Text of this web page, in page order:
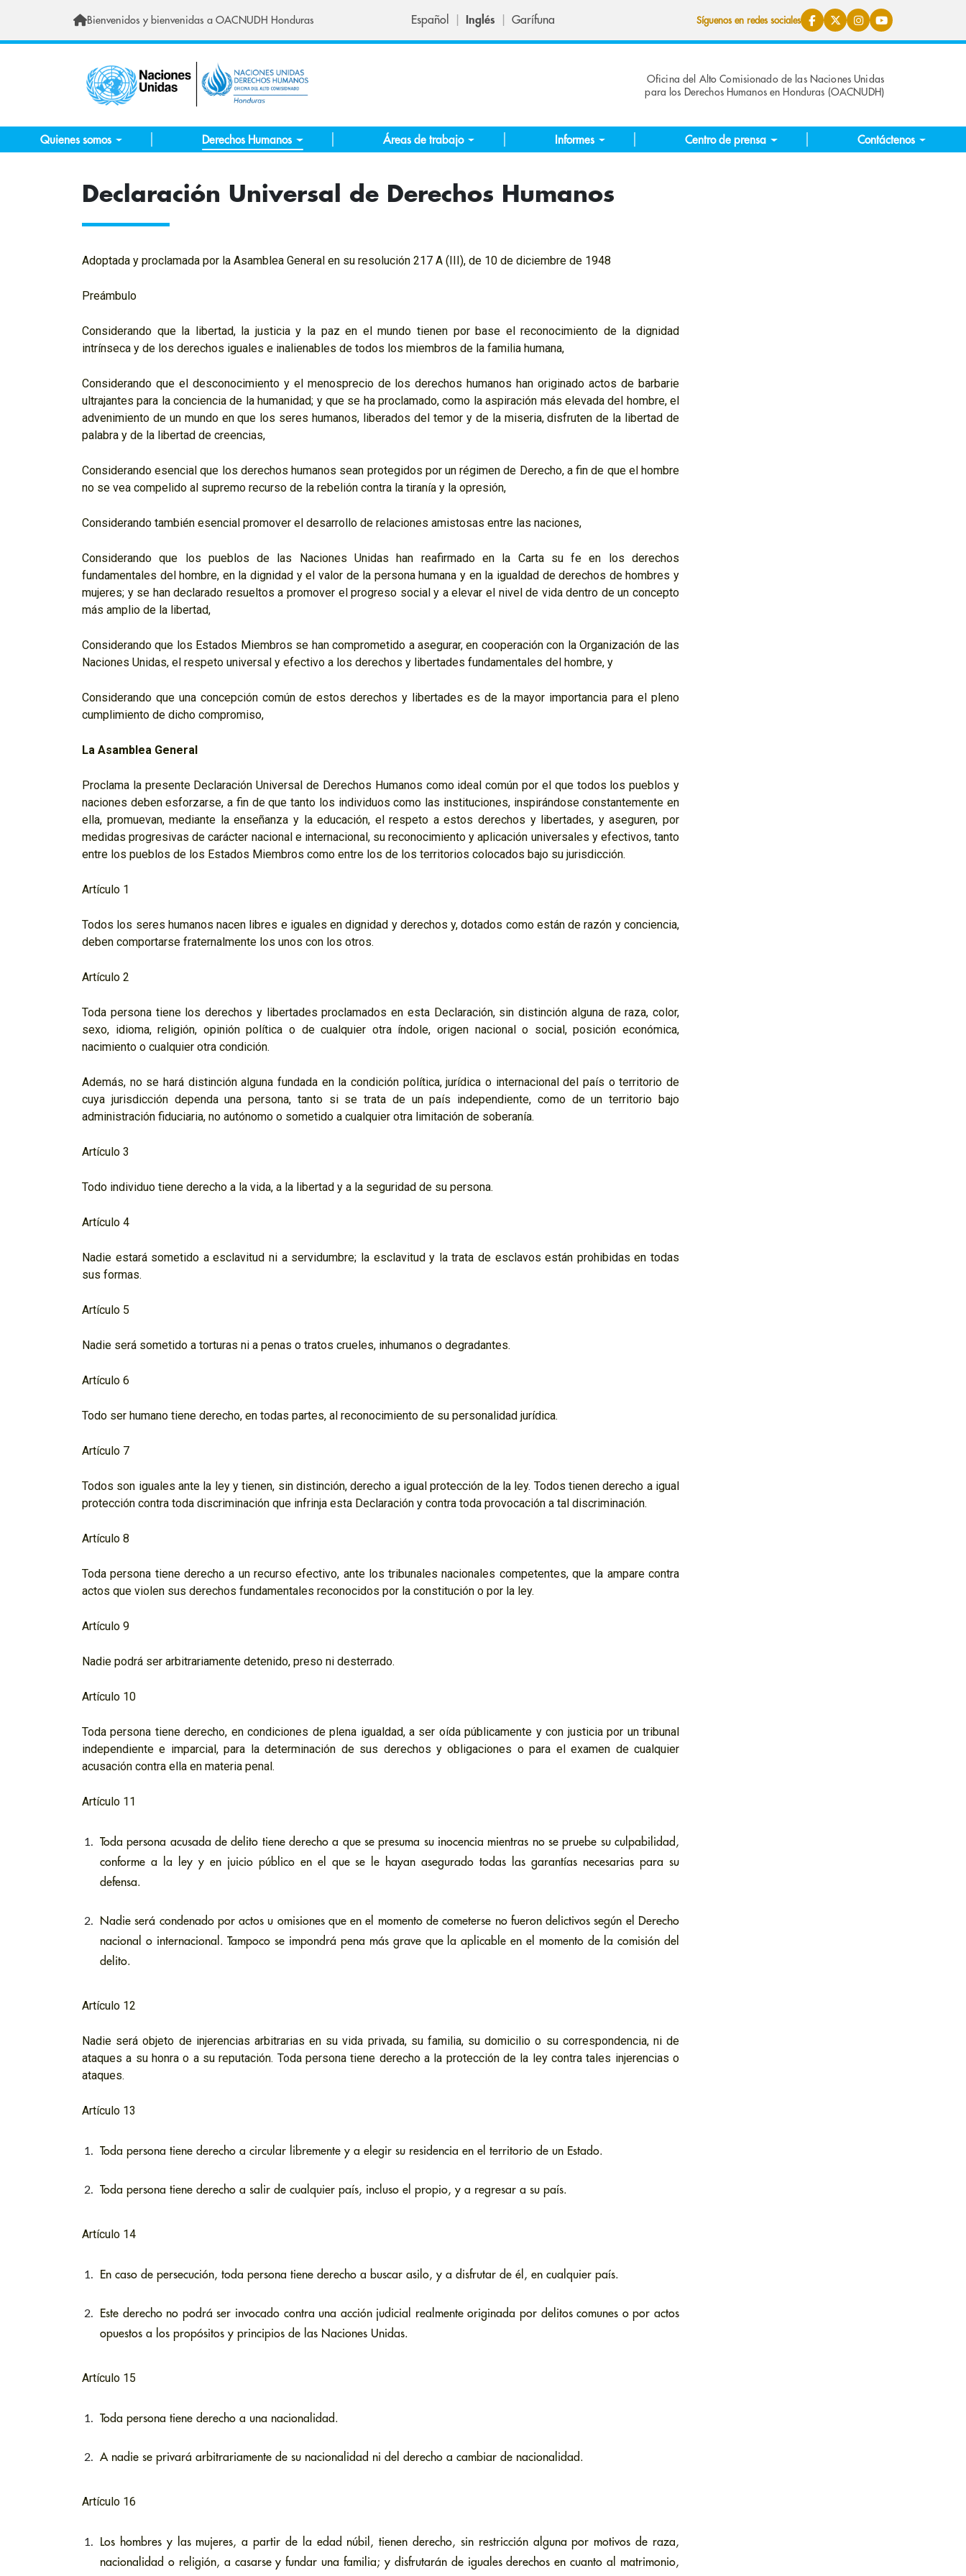
Bienvenidos y bienvenidas a OACNUDH Honduras Español Inglés Garífuna Síguenos en redes sociales
Oficina del Alto Comisionado de las Naciones Unidas
para los Derechos Humanos en Honduras (OACNUDH)
Quienes somos Derechos Humanos Áreas de trabajo Informes Centro de prensa Contáctenos
Declaración Universal de Derechos Humanos
Adoptada y proclamada por la Asamblea General en su resolución 217 A (III), de 10 de diciembre de 1948
Preámbulo
Considerando que la libertad, la justicia y la paz en el mundo tienen por base el reconocimiento de la dignidad
intrínseca y de los derechos iguales e inalienables de todos los miembros de la familia humana,
Considerando que el desconocimiento y el menosprecio de los derechos humanos han originado actos de barbarie
ultrajantes para la conciencia de la humanidad; y que se ha proclamado, como la aspiración más elevada del hombre, el
advenimiento de un mundo en que los seres humanos, liberados del temor y de la miseria, disfruten de la libertad de
palabra y de la libertad de creencias,
Considerando esencial que los derechos humanos sean protegidos por un régimen de Derecho, a fin de que el hombre
no se vea compelido al supremo recurso de la rebelión contra la tiranía y la opresión,
Considerando también esencial promover el desarrollo de relaciones amistosas entre las naciones,
Considerando que los pueblos de las Naciones Unidas han reafirmado en la Carta su fe en los derechos
fundamentales del hombre, en la dignidad y el valor de la persona humana y en la igualdad de derechos de hombres y
mujeres; y se han declarado resueltos a promover el progreso social y a elevar el nivel de vida dentro de un concepto
más amplio de la libertad,
Considerando que los Estados Miembros se han comprometido a asegurar, en cooperación con la Organización de las
Naciones Unidas, el respeto universal y efectivo a los derechos y libertades fundamentales del hombre, y
Considerando que una concepción común de estos derechos y libertades es de la mayor importancia para el pleno
cumplimiento de dicho compromiso,
La Asamblea General
Proclama la presente Declaración Universal de Derechos Humanos como ideal común por el que todos los pueblos y
naciones deben esforzarse, a fin de que tanto los individuos como las instituciones, inspirándose constantemente en
ella, promuevan, mediante la enseñanza y la educación, el respeto a estos derechos y libertades, y aseguren, por
medidas progresivas de carácter nacional e internacional, su reconocimiento y aplicación universales y efectivos, tanto
entre los pueblos de los Estados Miembros como entre los de los territorios colocados bajo su jurisdicción.
Artículo 1
Todos los seres humanos nacen libres e iguales en dignidad y derechos y, dotados como están de razón y conciencia,
deben comportarse fraternalmente los unos con los otros.
Artículo 2
Toda persona tiene los derechos y libertades proclamados en esta Declaración, sin distinción alguna de raza, color,
sexo, idioma, religión, opinión política o de cualquier otra índole, origen nacional o social, posición económica,
nacimiento o cualquier otra condición.
Además, no se hará distinción alguna fundada en la condición política, jurídica o internacional del país o territorio de
cuya jurisdicción dependa una persona, tanto si se trata de un país independiente, como de un territorio bajo
administración fiduciaria, no autónomo o sometido a cualquier otra limitación de soberanía.
Artículo 3
Todo individuo tiene derecho a la vida, a la libertad y a la seguridad de su persona.
Artículo 4
Nadie estará sometido a esclavitud ni a servidumbre; la esclavitud y la trata de esclavos están prohibidas en todas
sus formas.
Artículo 5
Nadie será sometido a torturas ni a penas o tratos crueles, inhumanos o degradantes.
Artículo 6
Todo ser humano tiene derecho, en todas partes, al reconocimiento de su personalidad jurídica.
Artículo 7
Todos son iguales ante la ley y tienen, sin distinción, derecho a igual protección de la ley. Todos tienen derecho a igual
protección contra toda discriminación que infrinja esta Declaración y contra toda provocación a tal discriminación.
Artículo 8
Toda persona tiene derecho a un recurso efectivo, ante los tribunales nacionales competentes, que la ampare contra
actos que violen sus derechos fundamentales reconocidos por la constitución o por la ley.
Artículo 9
Nadie podrá ser arbitrariamente detenido, preso ni desterrado.
Artículo 10
Toda persona tiene derecho, en condiciones de plena igualdad, a ser oída públicamente y con justicia por un tribunal
independiente e imparcial, para la determinación de sus derechos y obligaciones o para el examen de cualquier
acusación contra ella en materia penal.
Artículo 11
Toda persona acusada de delito tiene derecho a que se presuma su inocencia mientras no se pruebe su culpabilidad,
conforme a la ley y en juicio público en el que se le hayan asegurado todas las garantías necesarias para su
defensa.
Nadie será condenado por actos u omisiones que en el momento de cometerse no fueron delictivos según el Derecho
nacional o internacional. Tampoco se impondrá pena más grave que la aplicable en el momento de la comisión del
delito.
Artículo 12
Nadie será objeto de injerencias arbitrarias en su vida privada, su familia, su domicilio o su correspondencia, ni de
ataques a su honra o a su reputación. Toda persona tiene derecho a la protección de la ley contra tales injerencias o
ataques.
Artículo 13
Toda persona tiene derecho a circular libremente y a elegir su residencia en el territorio de un Estado.
Toda persona tiene derecho a salir de cualquier país, incluso el propio, y a regresar a su país.
Artículo 14
En caso de persecución, toda persona tiene derecho a buscar asilo, y a disfrutar de él, en cualquier país.
Este derecho no podrá ser invocado contra una acción judicial realmente originada por delitos comunes o por actos
opuestos a los propósitos y principios de las Naciones Unidas.
Artículo 15
Toda persona tiene derecho a una nacionalidad.
A nadie se privará arbitrariamente de su nacionalidad ni del derecho a cambiar de nacionalidad.
Artículo 16
Los hombres y las mujeres, a partir de la edad núbil, tienen derecho, sin restricción alguna por motivos de raza,
nacionalidad o religión, a casarse y fundar una familia; y disfrutarán de iguales derechos en cuanto al matrimonio,